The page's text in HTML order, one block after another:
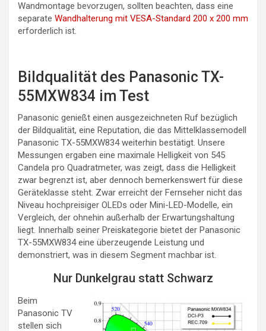
Wandmontage bevorzugen, sollten beachten, dass eine
separate Wandhalterung mit VESA-Standard 200 x 200 mm
erforderlich ist.
Bildqualität des Panasonic TX-
55MXW834 im Test
Panasonic genießt einen ausgezeichneten Ruf bezüglich
der Bildqualität, eine Reputation, die das Mittelklassemodell
Panasonic TX-55MXW834 weiterhin bestätigt. Unsere
Messungen ergaben eine maximale Helligkeit von 545
Candela pro Quadratmeter, was zeigt, dass die Helligkeit
zwar begrenzt ist, aber dennoch bemerkenswert für diese
Geräteklasse steht. Zwar erreicht der Fernseher nicht das
Niveau hochpreisiger OLEDs oder Mini-LED-Modelle, ein
Vergleich, der ohnehin außerhalb der Erwartungshaltung
liegt. Innerhalb seiner Preiskategorie bietet der Panasonic
TX-55MXW834 eine überzeugende Leistung und
demonstriert, was in diesem Segment machbar ist.
Nur Dunkelgrau statt Schwarz
Beim
Panasonic TV
stellen sich